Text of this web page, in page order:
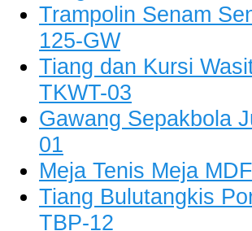
Trampolin Senam
125-GW
Tiang dan Kursi
TKWT-03
Gawang Sepakbola
01
Meja Tenis Meja
Tiang Bulutangkis
TBP-12